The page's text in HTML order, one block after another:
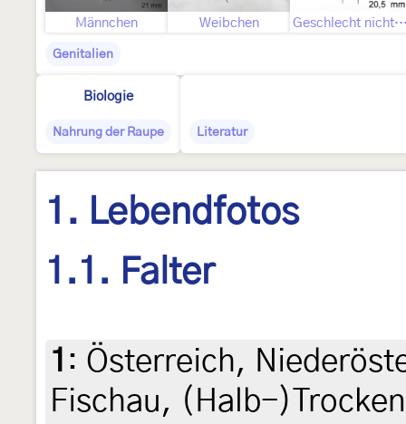
Männchen Weibchen Geschlecht nicht
Genitalien
Biologie
Nahrung der Raupe Literatur
1. Lebendfotos
1.1. Falter
1 : Österreich,
Fischau, (Halb-